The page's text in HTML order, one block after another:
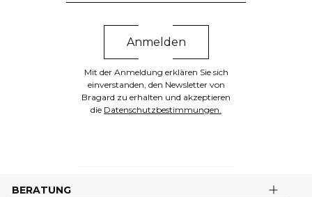
Mit der Anmeldung erklären Sie sich
einverstanden, den Newsletter von
Bragard zu erhalten und akzeptieren
die Datenschutzbestimmungen.
BERATUNG